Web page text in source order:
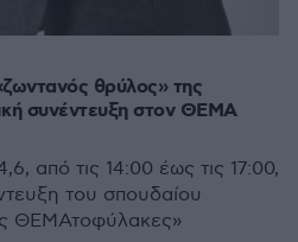
θρύλος» της
συνέντευξη στον ΘΕΜΑ
από τις 14:00 έως τις 17:00,
του σπουδαίου
ΘΕΜΑτοφύλακες»